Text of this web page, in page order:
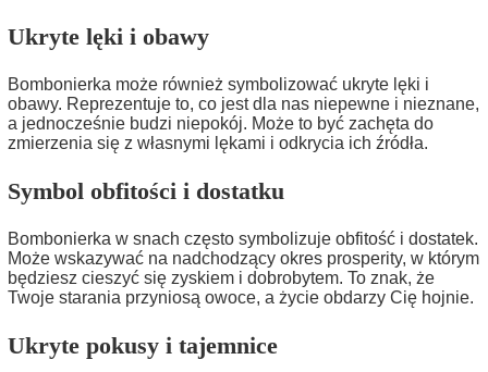
Ukryte lęki i obawy
Bombonierka może również symbolizować ukryte lęki i
obawy. Reprezentuje to, co jest dla nas niepewne i nieznane,
a jednocześnie budzi niepokój. Może to być zachęta do
zmierzenia się z własnymi lękami i odkrycia ich źródła.
Symbol obfitości i dostatku
Bombonierka w snach często symbolizuje obfitość i dostatek.
Może wskazywać na nadchodzący okres prosperity, w którym
będziesz cieszyć się zyskiem i dobrobytem. To znak, że
Twoje starania przyniosą owoce, a życie obdarzy Cię hojnie.
Ukryte pokusy i tajemnice